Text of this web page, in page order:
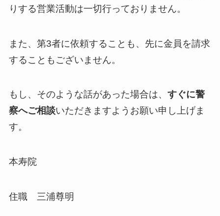
りする営業活動は一切行っておりません。
また、第3者に依頼することも、先に金員を請求
することもございません。
もし、そのような話があった場合は、 すぐに警
察へご相談いただきますようお願い申し上げま
す。
本寿院
住職 三浦尊明